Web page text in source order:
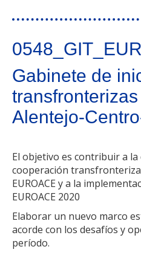
Gabinete de
Alentejo-
El objetivo es contribuir a la
cooperación
EUROACE y a la
EUROACE 2020
Elaborar un nuevo marco
acorde con los desafíos y
período.